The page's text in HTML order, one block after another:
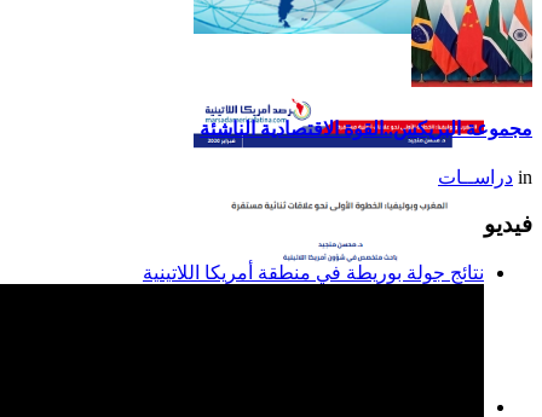
تقرير أمريكا اللاتينية لسنة
2014
مجموعة البريكس..القوة الاقتصادية الناشئة
in دراســات
فيديو
نتائج جولة بوريطة في منطقة أمريكا اللاتينية